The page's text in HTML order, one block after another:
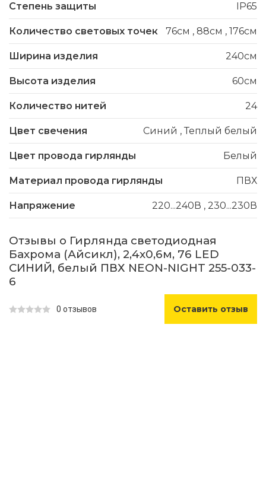
Степень защиты IP65
Количество световых точек 76см , 88см , 176см
Ширина изделия 240см
Высота изделия 60см
Количество нитей 24
Цвет свечения Синий , Теплый белый
Цвет провода гирлянды Белый
Материал провода гирлянды ПВХ
Напряжение 220...240В , 230...230В
Отзывы о Гирлянда светодиодная
Бахрома (Айсикл), 2,4х0,6м, 76 LED
СИНИЙ, белый ПВХ NEON-NIGHT 255-033-
6
0 отзывов Оставить отзыв